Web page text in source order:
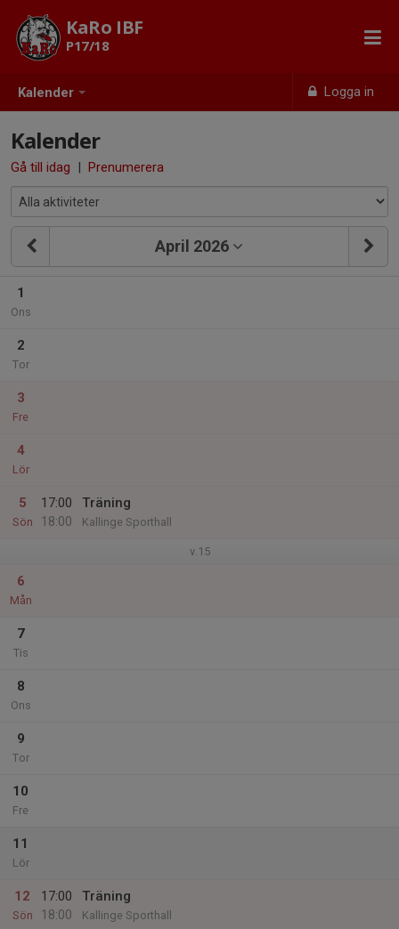
Kalender Logga in
KaRo IBF
P17/18
Kalender
Gå till idag | Prenumerera
April 2026
1
Ons
2
Tor
3
Fre
4
Lör
5
Sön
17:00
18:00
Träning
Kallinge Sporthall
v.15
6
Mån
7
Tis
8
Ons
9
Tor
10
Fre
11
Lör
12
Sön
17:00
18:00
Träning
Kallinge Sporthall